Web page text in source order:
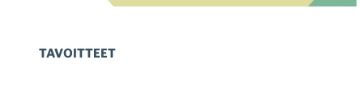
TAVOITTEET